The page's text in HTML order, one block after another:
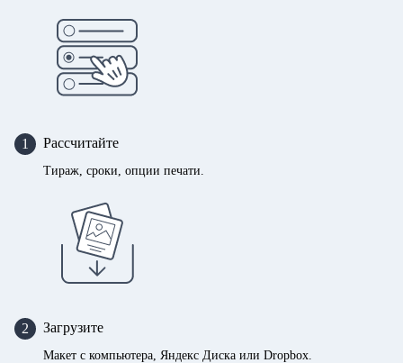
1 Рассчитайте
Тираж, сроки, опции печати.
2 Загрузите
Макет с компьютера, Яндекс Диска или Dropbox.